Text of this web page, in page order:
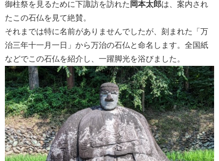
御柱祭を見るために下諏訪を訪れた 岡本太郎は、案内され
たこの石仏を見て絶賛。
それまでは特に名前がありませんでしたが、刻まれた「万
治三年十一月一日」から万治の石仏と命名します。全国紙
などでこの石仏を紹介し、一躍脚光を浴びました。